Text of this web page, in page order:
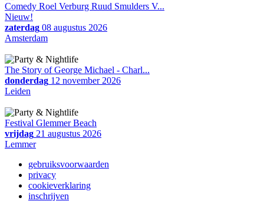
Comedy Roel Verburg Ruud Smulders V...
Nieuw!
zaterdag 08 augustus 2026
Amsterdam
The Story of George Michael - Charl...
donderdag 12 november 2026
Leiden
Festival Glemmer Beach
vrijdag 21 augustus 2026
Lemmer
gebruiksvoorwaarden
privacy
cookieverklaring
inschrijven